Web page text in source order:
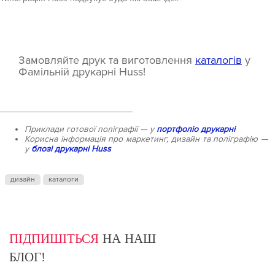
Замовляйте друк та виготовлення каталогів у
Фамільній друкарні Huss!
Приклади готової поліграфії — упортфоліо друкарні
Корисна інформація про маркетинг, дизайн та поліграфію —
ублозі друкарні Huss
дизайн каталоги
ПІДПИШІТЬСЯ НА НАШ
БЛОГ!